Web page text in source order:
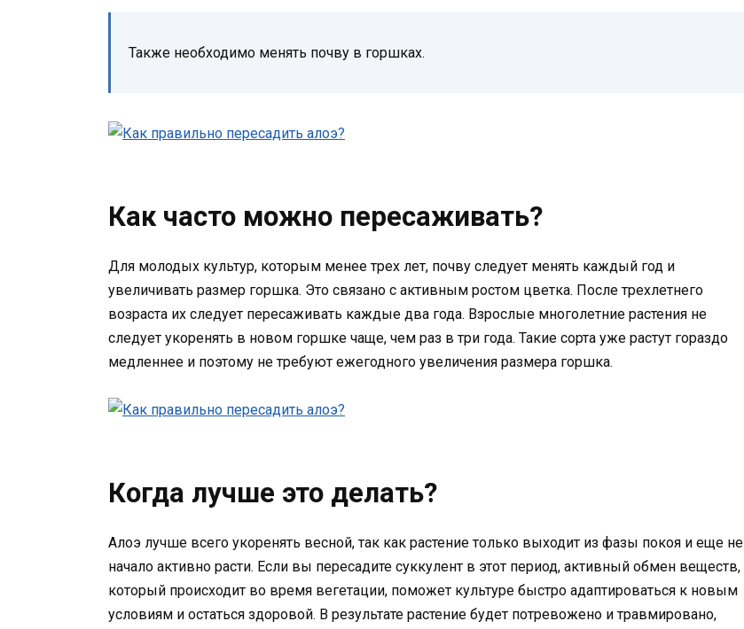
Также необходимо менять почву в горшках.
Как часто можно пересаживать?
Для молодых культур, которым менее трех лет, почву следует менять каждый год и
увеличивать размер горшка. Это связано с активным ростом цветка. После трехлетнего
возраста их следует пересаживать каждые два года. Взрослые многолетние растения не
следует укоренять в новом горшке чаще, чем раз в три года. Такие сорта уже растут гораздо
медленнее и поэтому не требуют ежегодного увеличения размера горшка.
Когда лучше это делать?
Алоэ лучше всего укоренять весной, так как растение только выходит из фазы покоя и еще не
начало активно расти. Если вы пересадите суккулент в этот период, активный обмен веществ,
который происходит во время вегетации, поможет культуре быстро адаптироваться к новым
условиям и остаться здоровой. В результате растение будет потревожено и травмировано,